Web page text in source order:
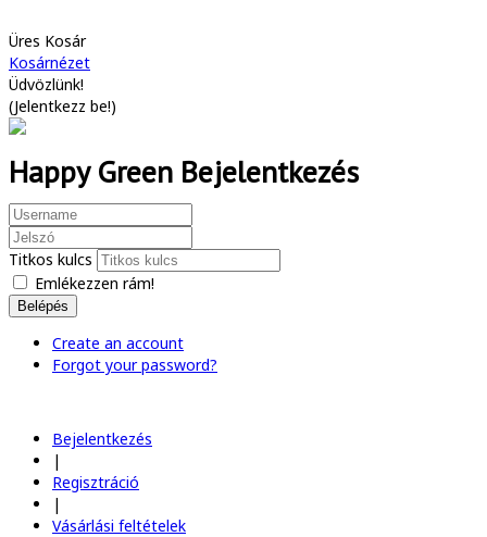
Üres Kosár
Kosárnézet
Üdvözlünk!
(Jelentkezz be!)
Happy Green Bejelentkezés
Titkos kulcs
Emlékezzen rám!
Belépés
Create an account
Forgot your password?
Bejelentkezés
|
Regisztráció
|
Vásárlási feltételek